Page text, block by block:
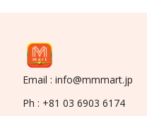
Email : info@mmmart.jp
Ph : +81 03 6903 6174